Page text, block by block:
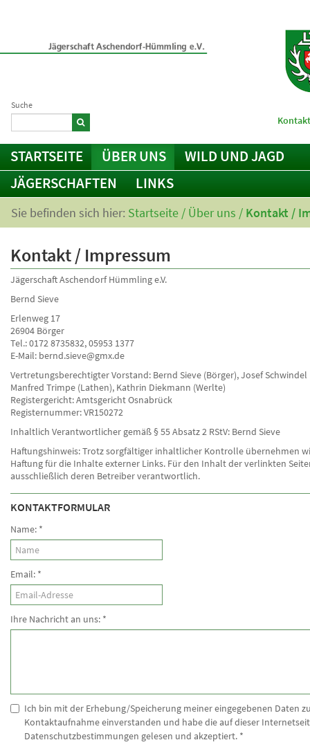
Suche
STARTSEITE ÜBER UNS
WILD UND JAGD
JÄGERSCHAFTEN
LINKS
Sie befinden sich hier: Startseite / Über uns / Kontakt /
Kontakt / Impressum
Jägerschaft Aschendorf Hümmling e.V.
Bernd Sieve
Erlenweg 17
26904 Börger
Tel.: 0172 8735832, 05953 1377
E-Mail: bernd.sieve@gmx.de
Vertretungsberechtigter Vorstand: Bernd Sieve (Börger), Josef Schwindel
Manfred Trimpe (Lathen), Kathrin Diekmann (Werlte)
Registergericht: Amtsgericht Osnabrück
Registernummer: VR150272
Inhaltlich Verantwortlicher gemäß § 55 Absatz 2 RStV: Bernd Sieve
Haftungshinweis: Trotz sorgfältiger inhaltlicher Kontrolle übernehmen
Haftung für die Inhalte externer Links. Für den Inhalt der verlinkten
ausschließlich deren Betreiber verantwortlich.
KONTAKTFORMULAR
Name: *
Email: *
Ihre Nachricht an uns: *
Ich bin mit der Erhebung/Speicherung meiner eingegebenen Daten
Kontaktaufnahme einverstanden und habe die auf dieser
Datenschutzbestimmungen gelesen und akzeptiert. *